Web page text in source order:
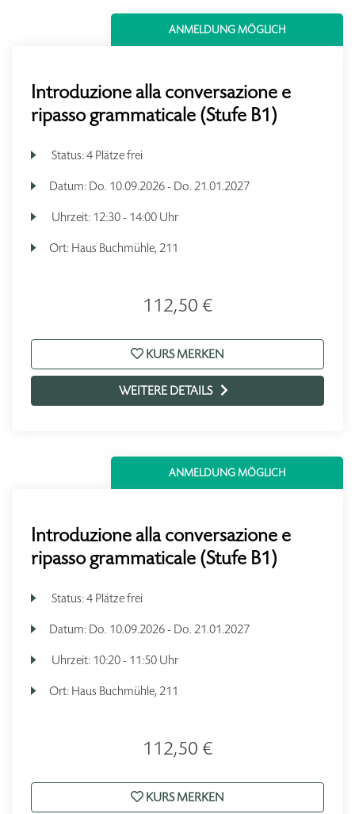
ANMELDUNG MÖGLICH
Introduzione alla conversazione e
ripasso grammaticale (Stufe B1)
Status:4 Plätze frei
Datum: Do. 10.09.2026 - Do. 21.01.2027
Uhrzeit: 12:30 - 14:00 Uhr
Ort: Haus Buchmühle, 211
112,50 €
KURS MERKEN
WEITERE DETAILS
ANMELDUNG MÖGLICH
Introduzione alla conversazione e
ripasso grammaticale (Stufe B1)
Status:4 Plätze frei
Datum: Do. 10.09.2026 - Do. 21.01.2027
Uhrzeit: 10:20 - 11:50 Uhr
Ort: Haus Buchmühle, 211
112,50 €
KURS MERKEN